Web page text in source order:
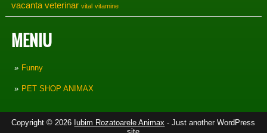
vacanta veterinar vital vitamine
MENIU
Funny
PET SHOP ANIMAX
Copyright © 2026 Iubim Rozatoarele Animax - Just another WordPress